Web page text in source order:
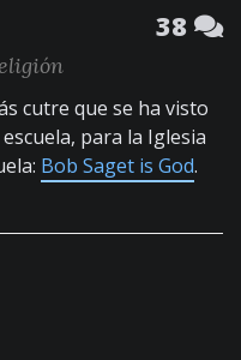
38
cutre que se ha visto
para la Iglesia
Bob Saget is God.